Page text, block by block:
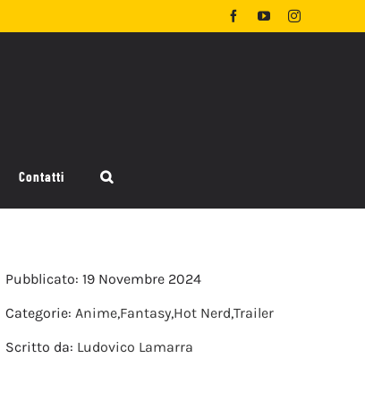
FacebookYouTubeInstagram
Contatti
Pubblicato: 19 Novembre 2024
Categorie:Anime,Fantasy,Hot Nerd,Trailer
Scritto da: Ludovico Lamarra